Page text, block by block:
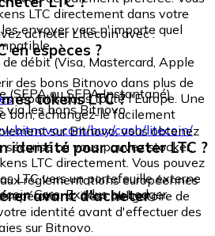
LTC directement dans votre
envoyer vers n'importe quel
acheter Litecoin avec :
débit (Visa, Mastercard, Apple
(SEPA ou SEPA Instantané)
via les bons Bitnovo
en espèces ?
des bons Bitnovo dans plus de
répartis dans toute l'Europe. Une
bon, échangez-le facilement
buy/cash/litecoin/
tokens LTC ?
sur Bitnovo, vous obtenez
où vous pouvez stocker,
LTC directement. Vous pouvez
LTC vers un portefeuille externe
Core, Exodus ou Ledger.
identité pour acheter LTC ?
réglementations européennes
opérations, il est obligatoire de
identité avant d'effectuer des
sur Bitnovo.
avant d'acheter